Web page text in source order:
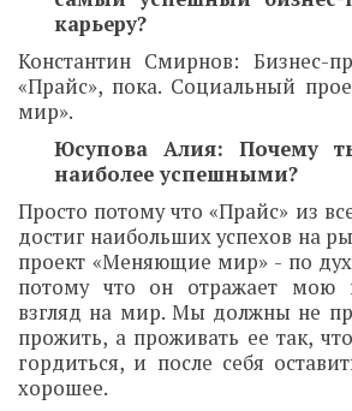
карьеру?
Константин Смирнов: Бизнес-
«Прайс», пока. Социальный
мир».
Юсупова Алия: Почему
наиболее успешными?
Просто потому что «Прайс» из
достиг наибольших успехов на
проект «Меняющие мир» - по
потому что он отражает
взгляд на мир. Мы должны не
прожить, а проживать ее так,
гордиться, и после себя
хорошее.